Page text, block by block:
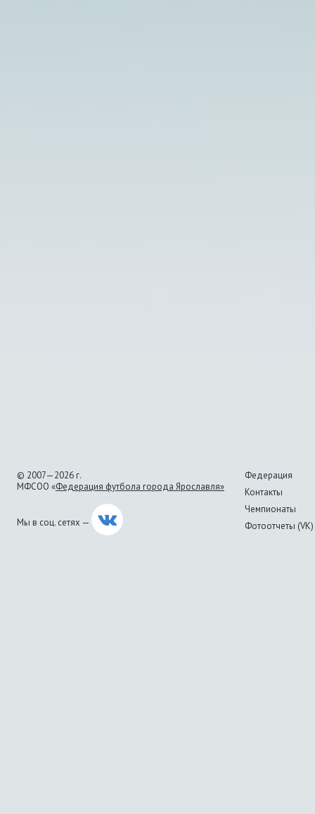
© 2007—2026 г.
МФСОО «Федерация футбола города Ярославля»
Мы в соц. сетях —
Федерация
Контакты
Чемпионаты
Фотоотчеты (VK)